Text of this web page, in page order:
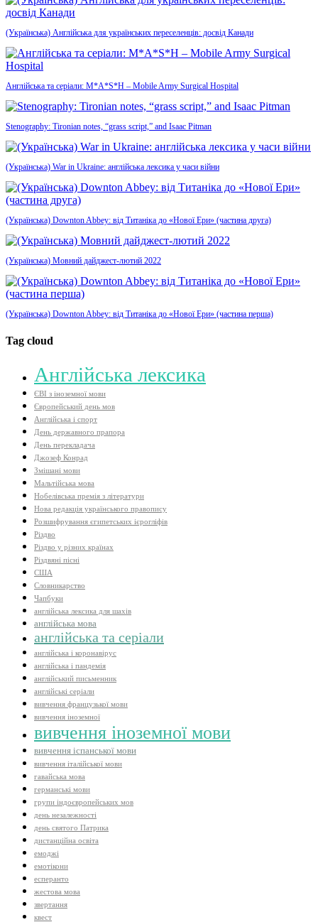
(Українська) Англійська для українських переселенців: досвід Канади
Англійська та серіали: M*A*S*H – Mobile Army Surgical Hospital
Stenography: Tironian notes, “grass script,” and Isaac Pitman
(Українська) War in Ukraine: англійська лексика у часи війни
(Українська) Downton Abbey: від Титаніка до «Нової Ери» (частина друга)
(Українська) Мовний дайджест-лютий 2022
(Українська) Downton Abbey: від Титаніка до «Нової Ери» (частина перша)
Tag cloud
Aнглійська лексика
ЄВІ з іноземної мови
Європейський день мов
Англійська і спорт
День державного прапора
День перекладача
Джозеф Конрад
Змішані мови
Мальтійська мова
Нобелівська премія з літератури
Нова редакція українського правопису
Розшифрування єгипетських ієрогліфів
Різдво
Різдво у різних країнах
Різдвяні пісні
США
Словникарство
Чапбуки
англійська лексика для шахів
англійська мова
англійська та серіали
англійська і коронавірус
англійська і пандемія
англійський письменник
англійські серіали
вивчення французької мови
вивчення іноземної
вивчення іноземної мови
вивчення іспанської мови
вивчення італійської мови
гавайська мова
германські мови
групи індоєвропейських мов
день незалежності
день святого Патрика
дистанційна освіта
емоджі
емотікони
есперанто
жестова мова
звертання
квест